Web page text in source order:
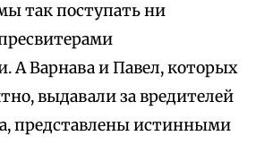
так поступать ни
А Варнава и Павел, которых
выдавали за вредителей
представлены истинными